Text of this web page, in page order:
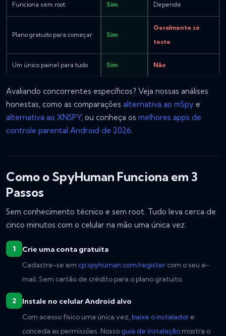
Funciona sem root Sim Depende
Plano gratuito para começar Sim
Geralmente só
teste
Um único painel para tudo Sim Não
Avaliando concorrentes específicos? Veja nossas análises
honestas, como as comparações alternativa ao mSpy e
alternativa ao XNSPY, ou conheça os melhores apps de
controle parental Android de 2026.
Como o SpyHuman Funciona em 3
Passos
Sem conhecimento técnico e sem root. Tudo leva cerca de
cinco minutos com o celular na mão uma única vez:
Crie uma conta gratuita
Cadastre-se em cp.spyhuman.com/register com o seu e-
mail. Sem cartão de crédito para o plano gratuito.
Instale no celular Android alvo
Com acesso físico uma única vez, baixe o instalador e
conceda as permissões. Nossoguia de instalação mostra o